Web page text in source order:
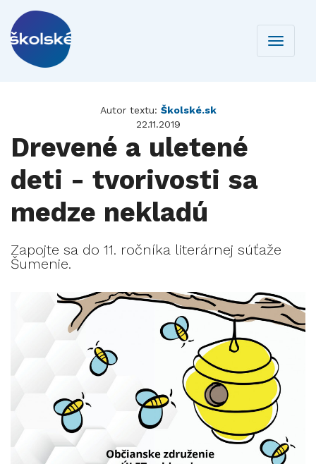
Toggle
Autor textu: Školské.sk
22.11.2019
Drevené a uletené
deti - tvorivosti sa
medze nekladú
Zapojte sa do 11. ročníka literárnej súťaže
Šumenie.